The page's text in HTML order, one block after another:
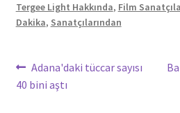
Tergee Light Hakkında, Film
Dakika, Sanatçılarından
Yazı
gezinmesi
Önceki
yazı:
Adana'daki tüccar sayısı
40 bini aştı